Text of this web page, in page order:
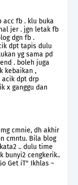
acc fb . klu buka
jer . jgn letak fb
dgn fb .
dpt tapis dulu
yg sama pd
. boleh juga
kebaikan ,
acik dpt drp
x ganggu dan
cmnie, dh akhir
cmntu. Bila blog
.. dulu time
bunyi2 cengkerik..
Get iT" Ikhlas ~